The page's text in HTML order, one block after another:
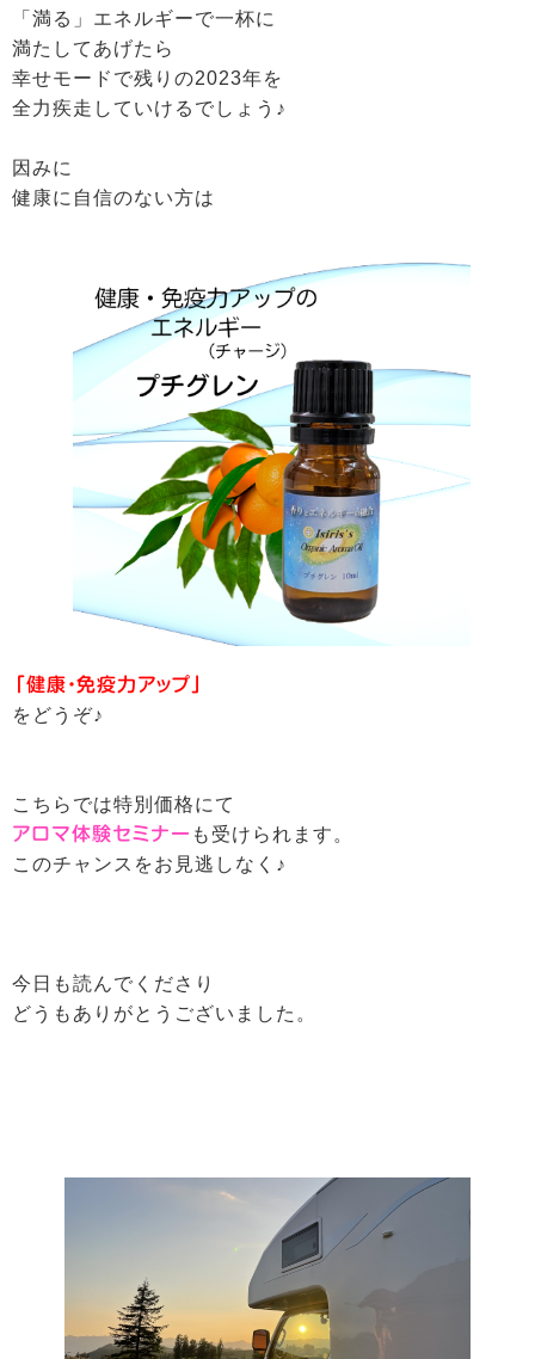
「満る」エネルギーで一杯に
満たしてあげたら
幸せモードで残りの2023年を
全力疾走していけるでしょう♪
因みに
健康に自信のない方は
「健康・免疫力アップ」
をどうぞ♪
こちらでは特別価格にて
アロマ体験セミナー も受けられます。
このチャンスをお見逃しなく♪
今日も読んでくださり
どうもありがとうございました。